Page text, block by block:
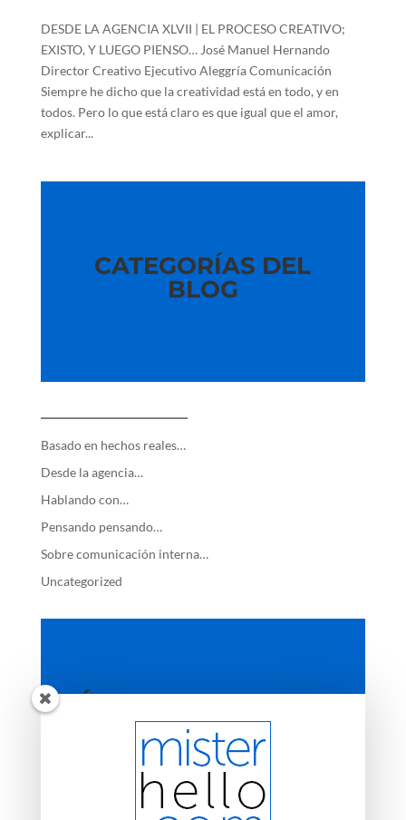
DESDE LA AGENCIA XLVII | EL PROCESO CREATIVO;
EXISTO, Y LUEGO PIENSO… José Manuel Hernando
Director Creativo Ejecutivo Aleggría Comunicación
Siempre he dicho que la creatividad está en todo, y en
todos. Pero lo que está claro es que igual que el amor,
explicar...
CATEGORÍAS DEL
BLOG
—————————
Basado en hechos reales…
Desde la agencia…
Hablando con…
Pensando pensando…
Sobre comunicación interna…
Uncategorized
ÚLTIMAS ENTRADAS